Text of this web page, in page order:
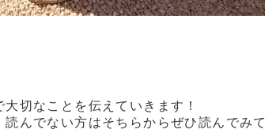
切なことを伝えていきます！
んでない方はそちらからぜひ読んでみて